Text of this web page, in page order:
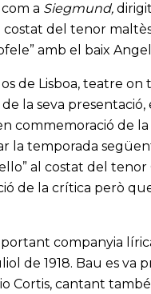
a Siegmund,
del tenor
amb el baix
de Lisboa, teatre on
la seva presentació,
commemoració de
temporada
al costat del
de la crítica però
companyia
de 1918. Bau es va
Cortis, cantant